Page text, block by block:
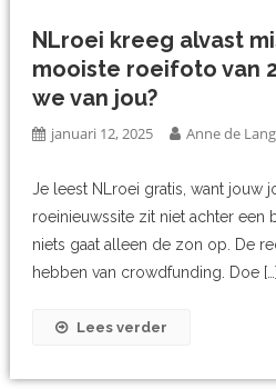
NLroei kreeg alvast
mooiste roeifoto van
we van jou?
januari 12, 2025 Anne de
Je leest NLroei gratis, want jouw
roeinieuwssite zit niet achter een
niets gaat alleen de zon op. De
hebben van crowdfunding. Doe […]
Lees verder